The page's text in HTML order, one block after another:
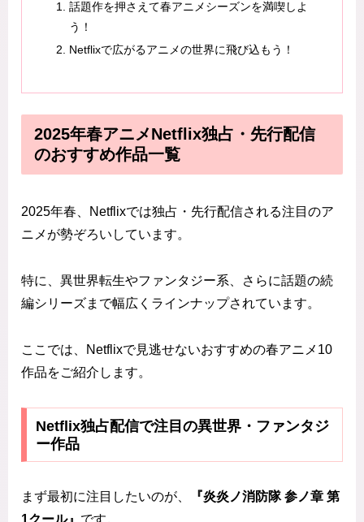
話題作を押さえて春アニメシーズンを満喫しよ
う！
Netflixで広がるアニメの世界に飛び込もう！
2025年春アニメNetflix独占・先行配信
のおすすめ作品一覧
2025年春、Netflixでは独占・先行配信される注目のア
ニメが勢ぞろいしています。
特に、異世界転生やファンタジー系、さらに話題の続
編シリーズまで幅広くラインナップされています。
ここでは、Netflixで見逃せないおすすめの春アニメ10
作品をご紹介します。
Netflix独占配信で注目の異世界・ファンタジ
ー作品
まず最初に注目したいのが、
『炎炎ノ消防隊 参ノ章 第